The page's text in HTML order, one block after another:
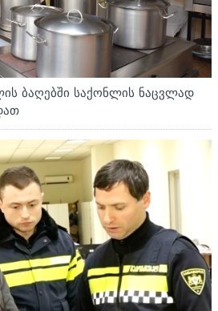
ბაღებში საქონლის ნაცვლად